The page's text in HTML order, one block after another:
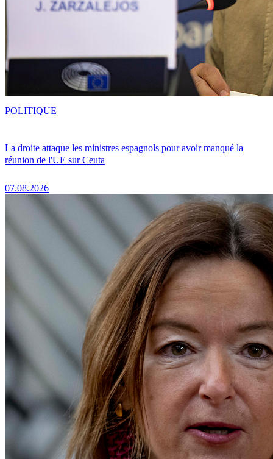
La droite attaque les ministres espagnols pour avoir manqué la
réunion de l'UE sur Ceuta
07.08.2026
POLITIQUE